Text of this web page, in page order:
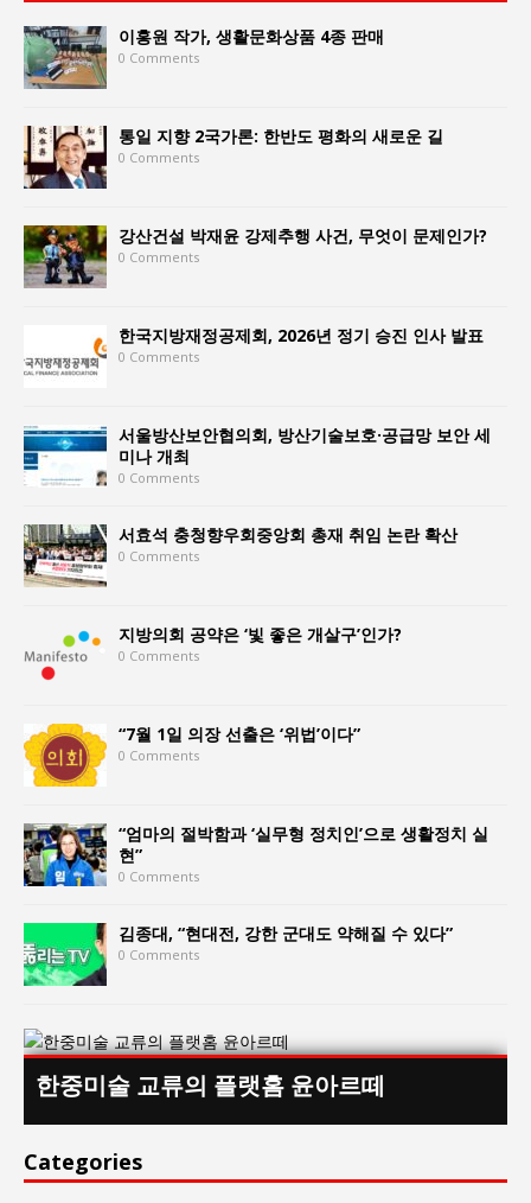
이홍원 작가, 생활문화상품 4종 판매
0 Comments
통일 지향 2국가론: 한반도 평화의 새로운 길
0 Comments
강산건설 박재윤 강제추행 사건, 무엇이 문제인가?
0 Comments
한국지방재정공제회, 2026년 정기 승진 인사 발표
0 Comments
서울방산보안협의회, 방산기술보호·공급망 보안 세
미나 개최
0 Comments
서효석 충청향우회중앙회 총재 취임 논란 확산
0 Comments
지방의회 공약은 ‘빛 좋은 개살구’인가?
0 Comments
“7월 1일 의장 선출은 ‘위법’이다”
0 Comments
“엄마의 절박함과 ‘실무형 정치인’으로 생활정치 실
현”
0 Comments
김종대, “현대전, 강한 군대도 약해질 수 있다”
0 Comments
한중미술 교류의 플랫홈 윤아르떼
Categories